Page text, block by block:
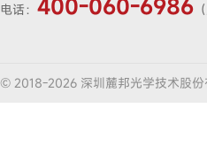
电话： 400-060-6986
© 2018-2026 深圳麓邦光学技术股份